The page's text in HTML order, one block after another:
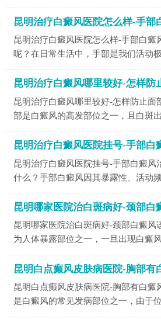
昆明治疗白癜风医院怎么样-手部
昆明治疗白癜风医院怎么样-手部白癜
呢？在日常生活中，手部是我们活动
昆明治疗白癜风哪里较好-怎样防
昆明治疗白癜风哪里较好-怎样防止面
部是白癜风的高发部位之一，且白斑
昆明治疗白癜风医院挂号-手部白
昆明治疗白癜风医院挂号-手部白癜风
什么？手部白癜风因其暴露性、活动
昆明哪家医院治白斑病好-颈部白
昆明哪家医院治白斑病好-颈部白癜风
为人体暴露部位之一，一旦出现白癜
昆明白点癫风皮肤病医院-胸部有
昆明白点癫风皮肤病医院-胸部有白癜
是白癜风的常见发病部位之一，由于